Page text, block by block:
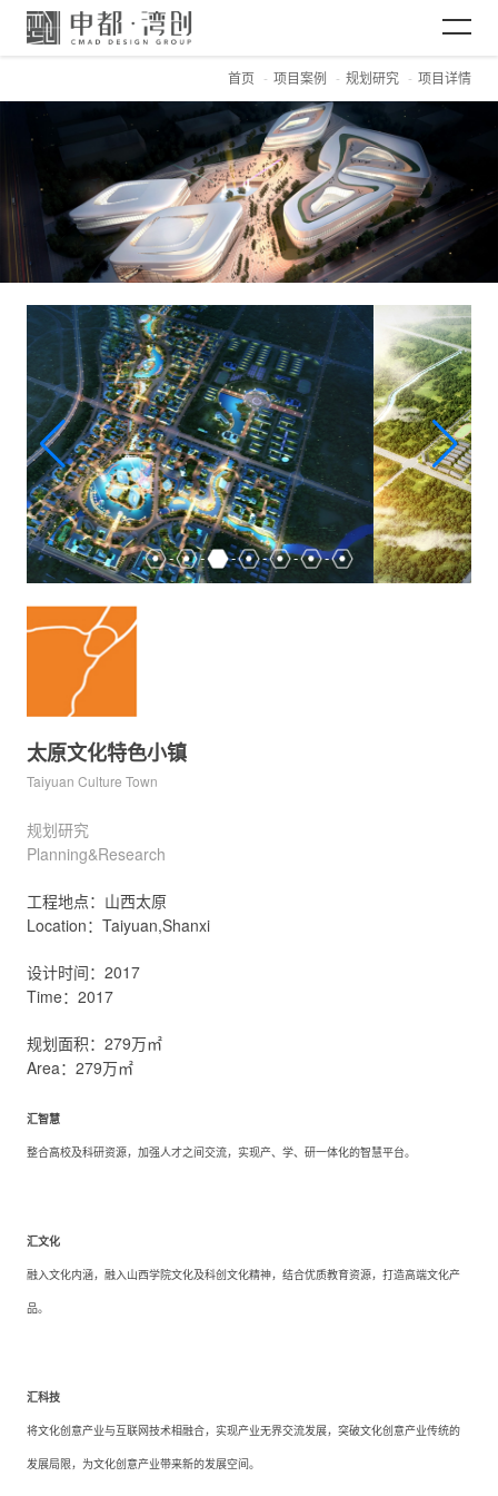
网站首页
项目案例
新闻资讯
加入CMAD
首页 项目案例 规划研究 项目详情
太原文化特色小镇
Taiyuan Culture Town
规划研究
Planning&Research
工程地点：山西太原
Location：Taiyuan,Shanxi
设计时间：2017
Time：2017
规划面积：279万㎡
Area：279万㎡
汇智慧
整合高校及科研资源，加强人才之间交流，实现产、学、研一体化的智慧平台。
汇文化
融入文化内涵，融入山西学院文化及科创文化精神，结合优质教育资源，打造高端文化产
品。
汇科技
将文化创意产业与互联网技术相融合，实现产业无界交流发展，突破文化创意产业传统的
发展局限，为文化创意产业带来新的发展空间。